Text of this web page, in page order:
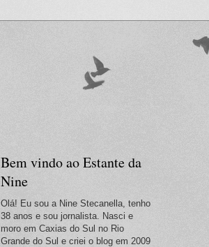
Bem vindo ao Estante da
Nine
Olá! Eu sou a Nine Stecanella, tenho
38 anos e sou jornalista. Nasci e
moro em Caxias do Sul no Rio
Grande do Sul e criei o blog em 2009